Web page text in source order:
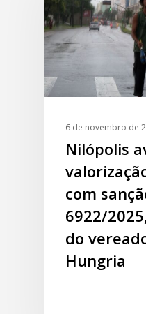
6 de novembro de
Nilópolis
com
6922/
do
Hungria